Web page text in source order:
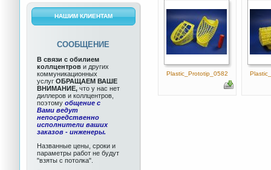
НАШИМ КЛИЕНТАМ
СООБЩЕНИЕ
В связи с обилием
коллцентров и других
коммуникационных
услуг ОБРАЩАЕМ ВАШЕ
ВНИМАНИЕ, что у нас нет
диллеров и коллцентров,
поэтому общение с
Вами ведут
непосредственно
исполнители ваших
заказов - инженеры.
Названные цены, сроки и
параметры работ не будут
"взяты с потолка".
Plastic_Prototip_0582